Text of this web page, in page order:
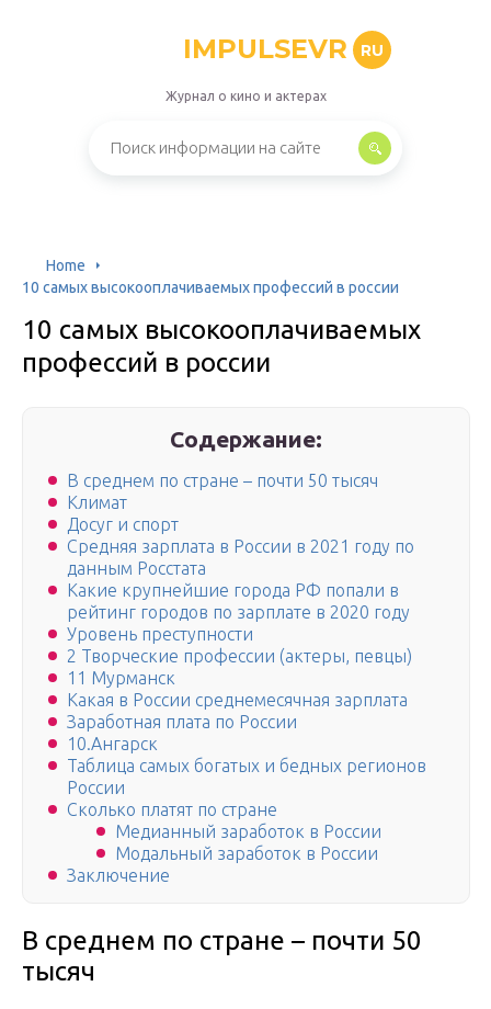
IMPULSEVR RU
Журнал о кино и актерах
Home
10 самых высокооплачиваемых профессий в россии
10 самых высокооплачиваемых
профессий в россии
Содержание:
В среднем по стране – почти 50 тысяч
Климат
Досуг и спорт
Средняя зарплата в России в 2021 году по
данным Росстата
Какие крупнейшие города РФ попали в
рейтинг городов по зарплате в 2020 году
Уровень преступности
2 Творческие профессии (актеры, певцы)
11 Мурманск
Какая в России среднемесячная зарплата
Заработная плата по России
10.Ангарск
Таблица самых богатых и бедных регионов
России
Сколько платят по стране
Медианный заработок в России
Модальный заработок в России
Заключение
В среднем по стране – почти 50
тысяч